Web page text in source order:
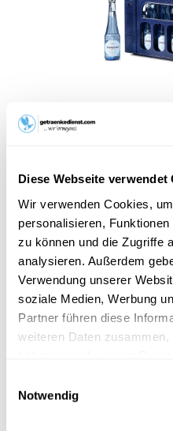
Diese Webseite verwendet
Wir verwenden Cookies,
personalisieren,
zu können und die Zugriffe
analysieren. Außerdem
Verwendung unserer
soziale Medien, Werbung
Partner führen diese
weiteren Daten
Notwendig
15,29 € *
Vorrätig
MEHRWEG
+5,10 € Pfand
Artikel-Nr.: 36777
Beschreibung